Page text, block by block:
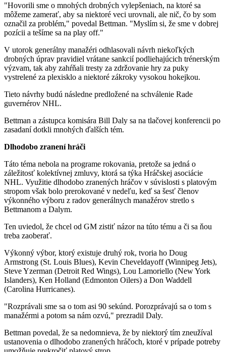
"Hovorili sme o mnohých drobných vylepšeniach, na ktoré sa
môžeme zamerať, aby sa niektoré veci urovnali, ale nič, čo by som
označil za problém," povedal Bettman. "Myslím si, že sme v dobrej
pozícii a tešíme sa na play off."
V utorok generálny manažéri odhlasovali návrh niekoľkých
drobných úprav pravidiel vrátane sankcií podliehajúcich trénerským
výzvam, tak aby zahŕňali tresty za zdržovanie hry za puky
vystrelené za plexisklo a niektoré zákroky vysokou hokejkou.
Tieto návrhy budú následne predložené na schválenie Rade
guvernérov NHL.
Bettman a zástupca komisára Bill Daly sa na tlačovej konferencii po
zasadaní dotkli mnohých ďalších tém.
Dlhodobo zranení hráči
Táto téma nebola na programe rokovania, pretože sa jedná o
záležitosť kolektívnej zmluvy, ktorá sa týka Hráčskej asociácie
NHL. Využitie dlhodobo zranených hráčov v súvislosti s platovým
stropom však bolo prerokované v nedeľu, keď sa šesť členov
výkonného výboru z radov generálnych manažérov stretlo s
Bettmanom a Dalym.
Ten uviedol, že chcel od GM zistiť názor na túto tému a či sa ňou
treba zaoberať.
Výkonný výbor, ktorý existuje druhý rok, tvoria ho Doug
Armstrong (St. Louis Blues), Kevin Cheveldayoff (Winnipeg Jets),
Steve Yzerman (Detroit Red Wings), Lou Lamoriello (New York
Islanders), Ken Holland (Edmonton Oilers) a Don Waddell
(Carolina Hurricanes).
"Rozprávali sme sa o tom asi 90 sekúnd. Porozprávajú sa o tom s
manažérmi a potom sa nám ozvú," prezradil Daly.
Bettman povedal, že sa nedomnieva, že by niektorý tím zneužíval
ustanovenia o dlhodobo zranených hráčoch, ktoré v prípade potreby